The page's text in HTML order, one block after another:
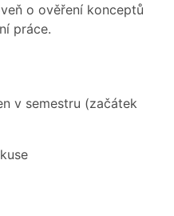
o ověření konceptů
práce.
v semestru (začátek